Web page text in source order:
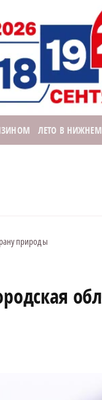
ЛЕТО В НИЖНЕМ
природы